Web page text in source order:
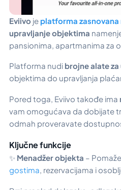
Eviivo je platforma zasnovana
upravljanje objektima
pansionima, apartmanima za
Platforma nudi brojne alate
objektima do upravljanja
Pored toga, Eviivo takođe ima
vam omogućava da dobijate
odmah proveravate
Ključne funkcije
✨ Menadžer objekta –
gostima, rezervacijama i